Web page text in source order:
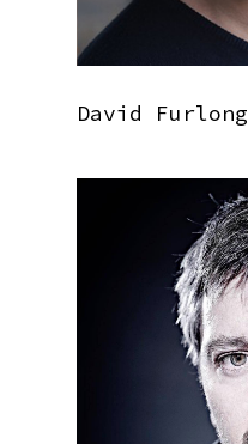
David Furlong